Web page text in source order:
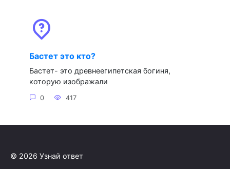
Бастет это кто?
Бастет- это древнеегипетская богиня,
которую изображали
0 417
© 2026 Узнай ответ